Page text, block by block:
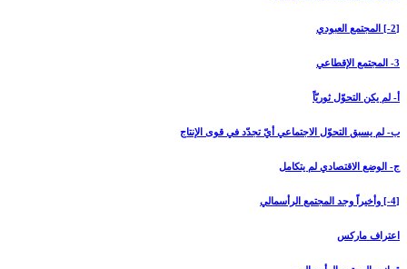
[2-] المجتمع العبودي‏
3- المجتمع الإقطاعي‏
أ- لم يكن التحوّل ثوريّاً
ب- لم يسبق التحوّل الاجتماعي أيّ تجدّد في قوى الإنتاج
ج- الوضع الاقتصادي لم يتكامل
[4-] وأخيراً وجد المجتمع الرأسمالي‏
اعتراف ماركس